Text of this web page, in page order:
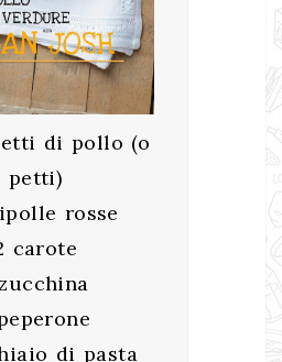
di pollo (o
petti)
rosse
carote
di pasta